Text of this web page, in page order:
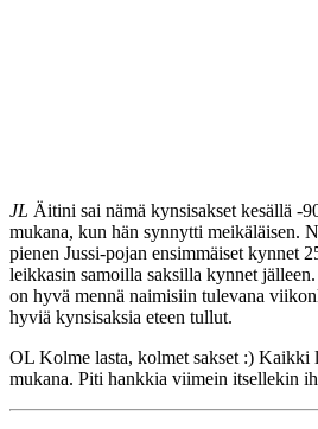
JL Äitini sai nämä kynsisakset kesällä -
mukana, kun hän synnytti meikäläisen.
pienen Jussi-pojan ensimmäiset kynnet
leikkasin samoilla saksilla kynnet
on hyvä mennä naimisiin tulevana
hyviä kynsisaksia eteen tullut.
OL Kolme lasta, kolmet sakset :) Kaikki
mukana. Piti hankkia viimein itsellekin